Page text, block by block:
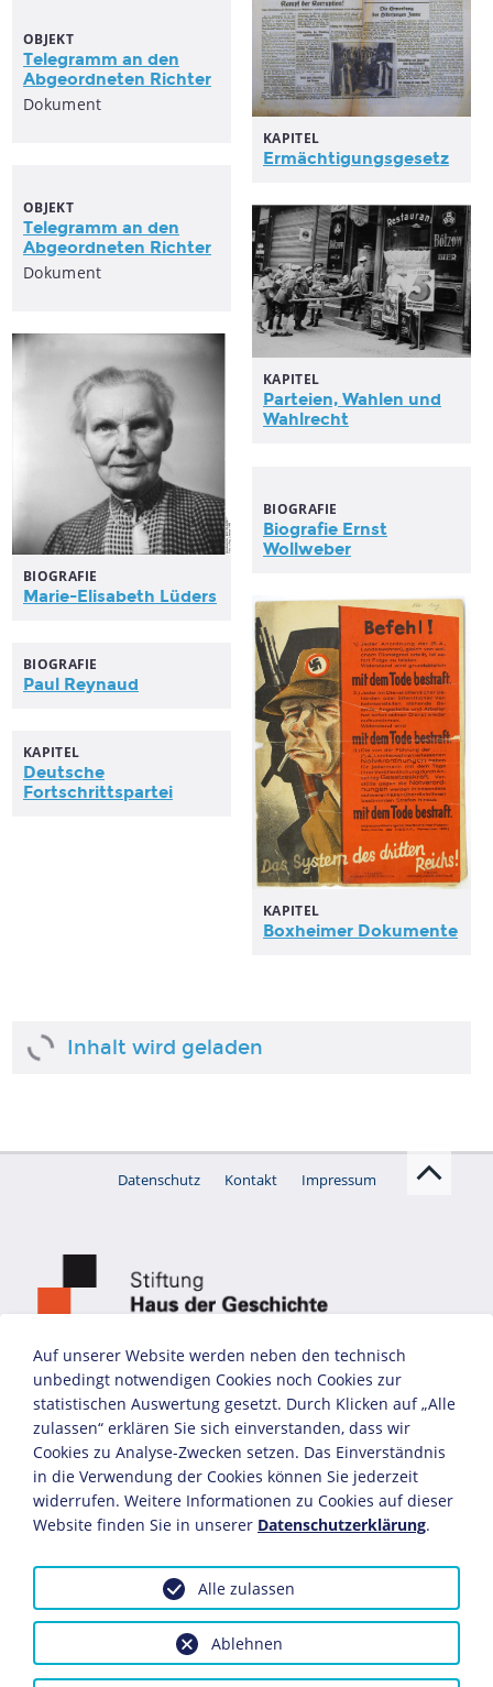
KAPITEL
Ermächtigungsgesetz
OBJEKT
Telegramm an den
Abgeordneten Richter
Dokument
OBJEKT
Telegramm an den
Abgeordneten Richter
Dokument
KAPITEL
Parteien, Wahlen und
Wahlrecht
BIOGRAFIE
Marie-Elisabeth Lüders
BIOGRAFIE
Biografie Ernst
Wollweber
KAPITEL
Boxheimer Dokumente
BIOGRAFIE
Paul Reynaud
KAPITEL
Deutsche
Fortschrittspartei
Inhalt wird geladen
Datenschutz Kontakt Impressum
Auf unserer Website werden neben den technisch
unbedingt notwendigen Cookies noch Cookies zur
statistischen Auswertung gesetzt. Durch Klicken auf „Alle
zulassen“ erklären Sie sich einverstanden, dass wir
Cookies zu Analyse-Zwecken setzen. Das Einverständnis
in die Verwendung der Cookies können Sie jederzeit
widerrufen. Weitere Informationen zu Cookies auf dieser
Website finden Sie in unserer Datenschutzerklärung.
Ablehnen
Alle zulassen